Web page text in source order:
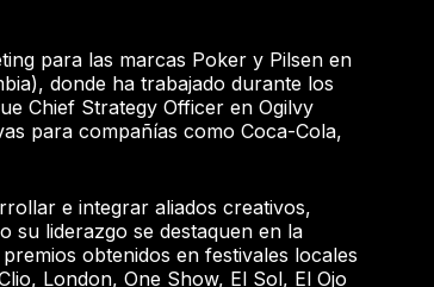
para las marcas Poker y Pilsen en
donde ha trabajado durante los
Chief Strategy Officer en Ogilvy
para compañías como Coca-Cola,
e integrar aliados creativos,
su liderazgo se destaquen en la
obtenidos en festivales locales
London, One Show, El Sol, El Ojo